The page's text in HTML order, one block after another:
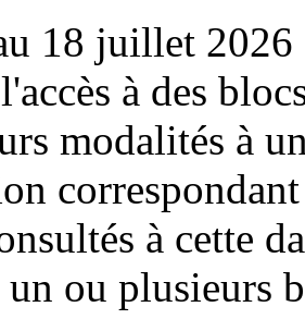
18 juillet
à des
modalités à
à cette
un ou plusieurs